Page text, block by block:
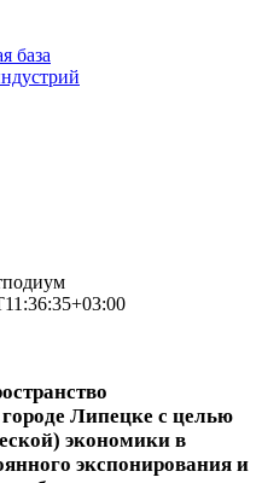
база
Липецке с целью
экономики в
экспонирования и